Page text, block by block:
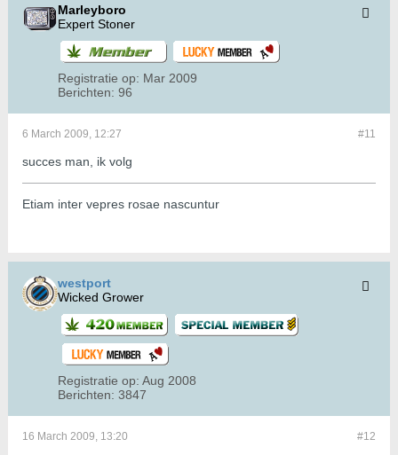
Marleyboro
Expert Stoner
Registratie op: Mar 2009
Berichten: 96
#11
6 March 2009, 12:27
succes man, ik volg
Etiam inter vepres rosae nascuntur
westport
Wicked Grower
Registratie op: Aug 2008
Berichten: 3847
#12
16 March 2009, 13:20